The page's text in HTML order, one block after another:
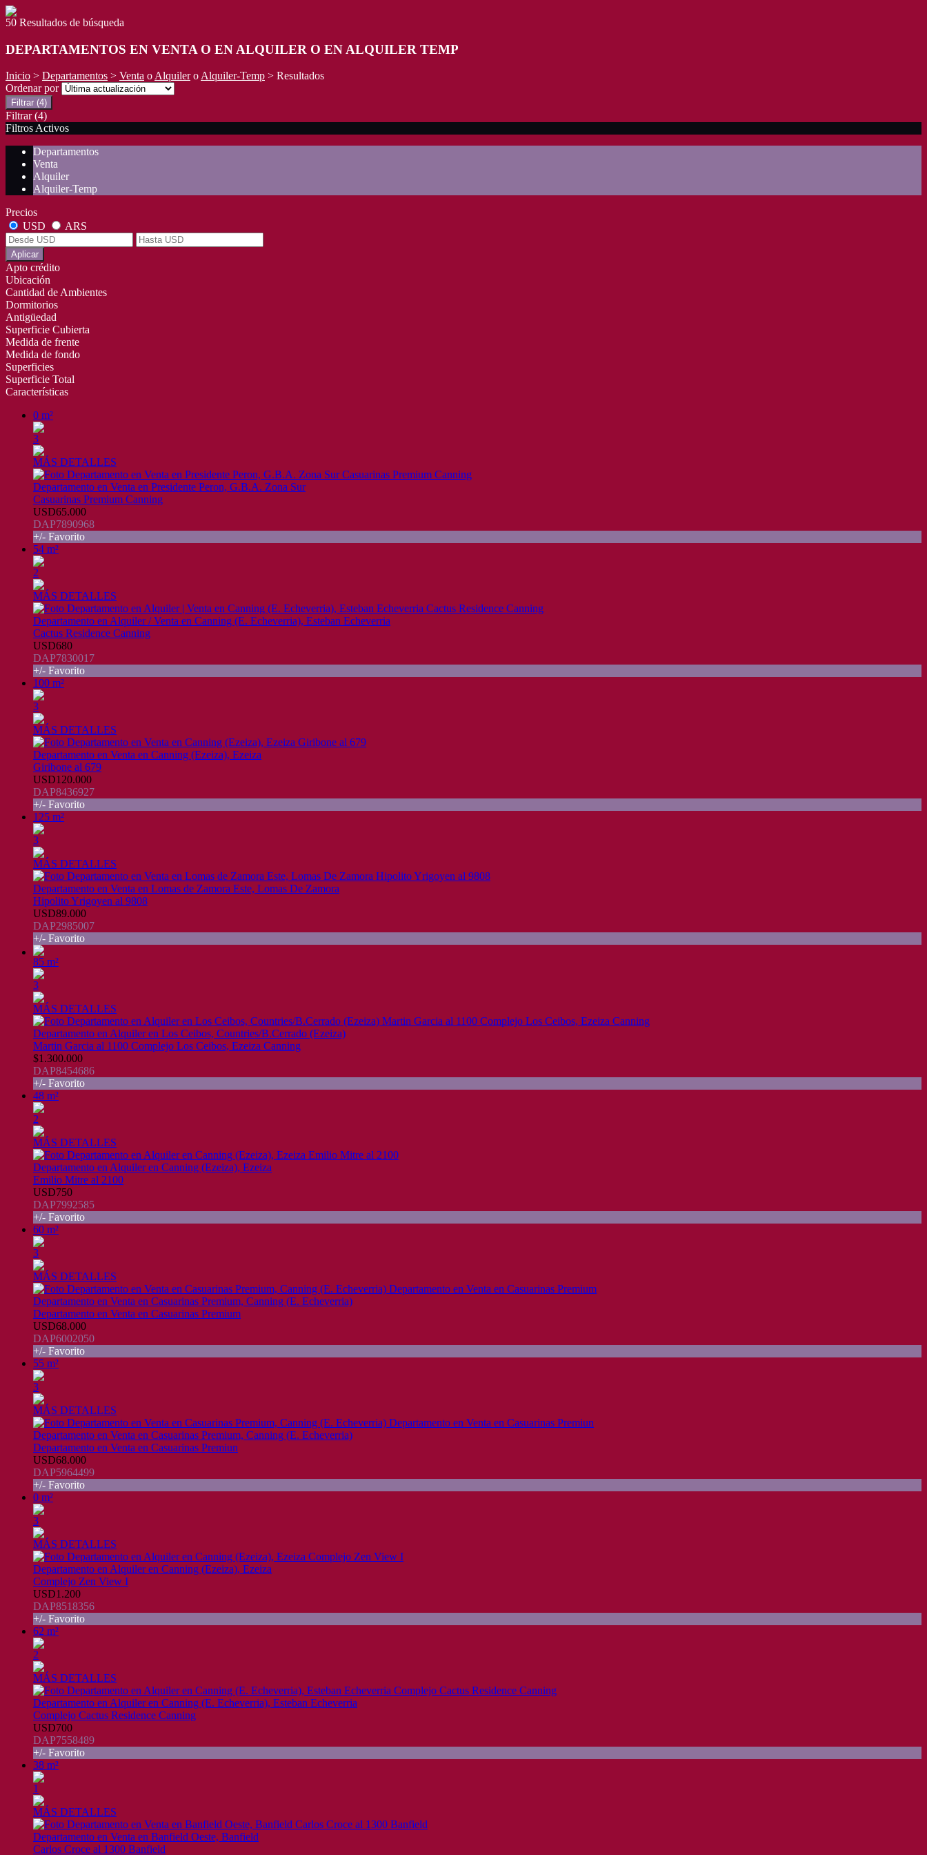
50 Resultados de búsqueda
DEPARTAMENTOS EN VENTA O EN ALQUILER O EN ALQUILER TEMP
Inicio > Departamentos > Venta oAlquileroAlquiler-Temp > Resultados
Ordenar por
Filtrar (4)
Filtrar (4)
Filtros Activos
Departamentos
Venta
Alquiler
Alquiler-Temp
Precios
USD
ARS
Aplicar
Apto crédito
Ubicación
Cantidad de Ambientes
Dormitorios
Antigüedad
Superficie Cubierta
Medida de frente
Medida de fondo
Superficies
Superficie Total
Características
0 m²
3
MÁS DETALLES
Departamento en Venta en Presidente Peron, G.B.A. Zona Sur
Casuarinas Premium Canning
USD65.000
DAP7890968
+/- Favorito
54 m²
2
MÁS DETALLES
Departamento en Alquiler / Venta en Canning (E. Echeverria), Esteban Echeverria
Cactus Residence Canning
USD680
DAP7830017
+/- Favorito
100 m²
3
MÁS DETALLES
Departamento en Venta en Canning (Ezeiza), Ezeiza
Giribone al 679
USD120.000
DAP8436927
+/- Favorito
125 m²
3
MÁS DETALLES
Departamento en Venta en Lomas de Zamora Este, Lomas De Zamora
Hipolito Yrigoyen al 9808
USD89.000
DAP2985007
+/- Favorito
85 m²
3
MÁS DETALLES
Departamento en Alquiler en Los Ceibos, Countries/B.Cerrado (Ezeiza)
Martin Garcia al 1100 Complejo Los Ceibos, Ezeiza Canning
$1.300.000
DAP8454686
+/- Favorito
48 m²
2
MÁS DETALLES
Departamento en Alquiler en Canning (Ezeiza), Ezeiza
Emilio Mitre al 2100
USD750
DAP7992585
+/- Favorito
60 m²
3
MÁS DETALLES
Departamento en Venta en Casuarinas Premium, Canning (E. Echeverria)
Departamento en Venta en Casuarinas Premium
USD68.000
DAP6002050
+/- Favorito
55 m²
3
MÁS DETALLES
Departamento en Venta en Casuarinas Premium, Canning (E. Echeverria)
Departamento en Venta en Casuarinas Premiun
USD68.000
DAP5964499
+/- Favorito
0 m²
3
MÁS DETALLES
Departamento en Alquiler en Canning (Ezeiza), Ezeiza
Complejo Zen View I
USD1.200
DAP8518356
+/- Favorito
62 m²
2
MÁS DETALLES
Departamento en Alquiler en Canning (E. Echeverria), Esteban Echeverria
Complejo Cactus Residence Canning
USD700
DAP7558489
+/- Favorito
38 m²
1
MÁS DETALLES
Departamento en Venta en Banfield Oeste, Banfield
Carlos Croce al 1300 Banfield